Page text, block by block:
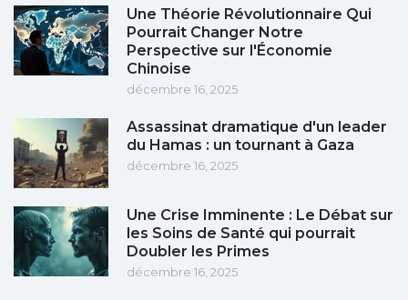
Une Théorie Révolutionnaire Qui
Pourrait Changer Notre
Perspective sur l'Économie
Chinoise
décembre 16, 2025
Assassinat dramatique d'un leader
du Hamas : un tournant à Gaza
décembre 16, 2025
Une Crise Imminente : Le Débat sur
les Soins de Santé qui pourrait
Doubler les Primes
décembre 16, 2025